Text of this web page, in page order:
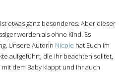
etwas ganz besonderes. Aber dieser
werden als ohne Kind. Es
Unsere Autorin Nicole hat Euch im
aufgeführt, die Ihr beachten solltet,
dem Baby klappt und Ihr auch